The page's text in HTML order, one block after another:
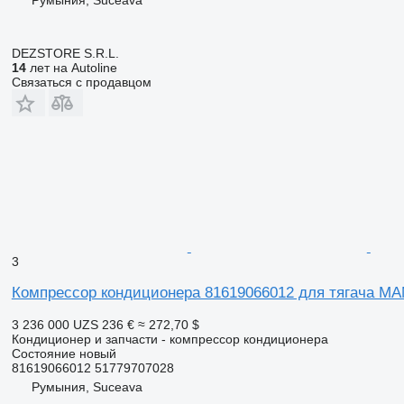
DEZSTORE S.R.L.
14лет на Autoline
Связаться с продавцом
3
Компрессор кондиционера 81619066012 для тягача
3 236 000 UZS 236 € ≈ 272,70 $
Кондиционер и запчасти - компрессор кондиционера
Состояниеновый
81619066012 51779707028
Румыния, Suceava